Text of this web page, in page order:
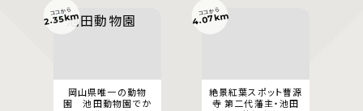
岡山県唯一の動物
園 池田動物園でか
ココから
2.35km
絶景紅葉スポット曹源
寺 第二代藩主・池田
ココから
4.07km